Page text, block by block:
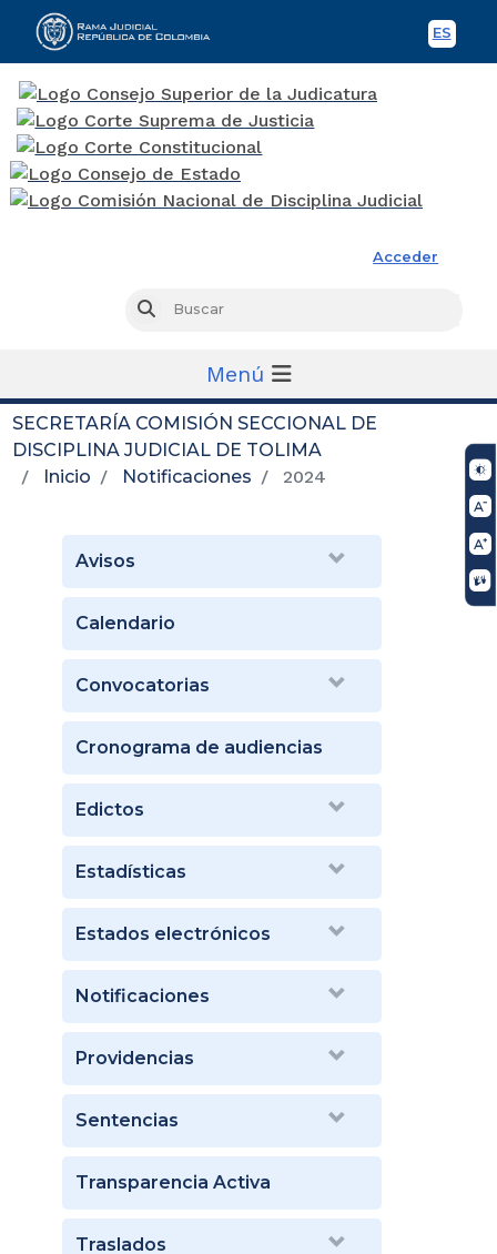
ES
Acceder
Buscar
Menú
SECRETARÍA COMISIÓN SECCIONAL DE
DISCIPLINA JUDICIAL DE TOLIMA
Inicio
Notificaciones 2024
Avisos
Calendario
Convocatorias
Cronograma de audiencias
Edictos
Estadísticas
Estados electrónicos
Notificaciones
Providencias
Sentencias
Transparencia Activa
Traslados